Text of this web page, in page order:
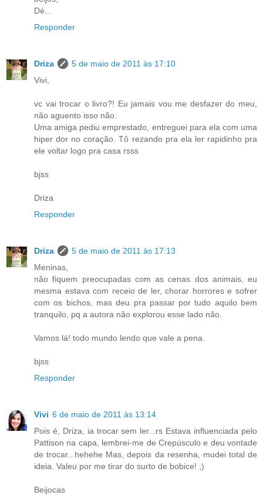
Dé...
Responder
Driza
5 de maio de 2011 às 17:10
Vivi,
vc vai trocar o livro?! Eu jamais vou me desfazer do meu,
não aguento isso não.
Uma amiga pediu emprestado, entreguei para ela com uma
hiper dor no coração. Tô rezando pra ela ler rapidinho pra
ele voltar logo pra casa rsss
bjss
Driza
Responder
Driza
5 de maio de 2011 às 17:13
Meninas,
não fiquem preocupadas com as cenas dos animais, eu
mesma estava com receio de ler, chorar horrores e sofrer
com os bichos, mas deu pra passar por tudo aquilo bem
tranquilo, pq a autora não explorou esse lado não.
Vamos lá! todo mundo lendo que vale a pena.
bjss
Responder
Vivi 6 de maio de 2011 às 13:14
Pois é, Driza, ia trocar sem ler...rs Estava influenciada pelo
Pattison na capa, lembrei-me de Crepúsculo e deu vontade
de trocar...hehehe Mas, depois da resenha, mudei total de
ideia. Valeu por me tirar do surto de bobice! ;)
Beijocas